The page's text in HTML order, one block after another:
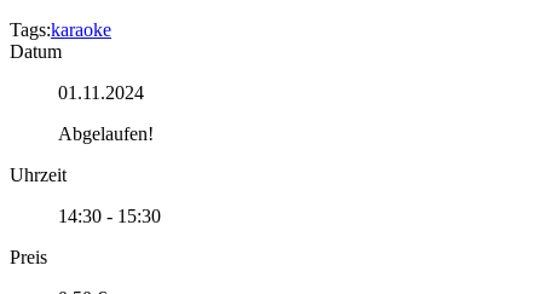
Tags:karaoke
Datum
01.11.2024
Abgelaufen!
Uhrzeit
14:30 - 15:30
Preis